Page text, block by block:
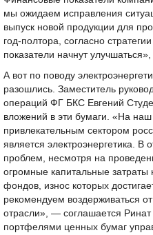
мы ожидаем исправления
выпуск новой продукции для
год-полтора, согласно
показатели начнут
А вот по поводу
разошлись. Заместитель
операций ФГ БКС Евгений
вложений в эти бумаги. «На
привлекательным сектором
является электроэнергетика.
проблем, несмотря на
огромные капитальные
фондов, износ которых
рекомендуем воздерживаться
отрасли», — соглашается
портфелями ценных бумаг